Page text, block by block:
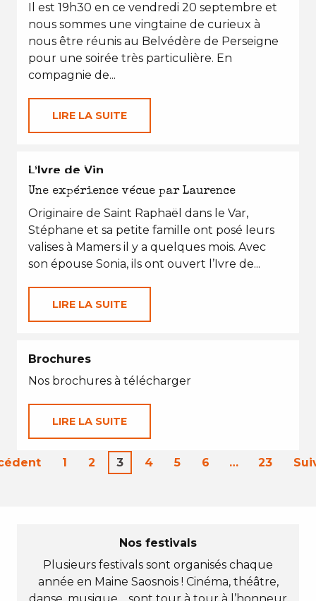
Il est 19h30 en ce vendredi 20 septembre et
nous sommes une vingtaine de curieux à
nous être réunis au Belvédère de Perseigne
pour une soirée très particulière. En
compagnie de...
LIRE LA SUITE
EN TOUTES SAISONS
L’Ivre de Vin
Une expérience vécue par Laurence
Originaire de Saint Raphaël dans le Var,
Stéphane et sa petite famille ont posé leurs
valises à Mamers il y a quelques mois. Avec
son épouse Sonia, ils ont ouvert l’Ivre de...
LIRE LA SUITE
Brochures
Nos brochures à télécharger
LIRE LA SUITE
1 2 3 4 5 6 … 23
Nos festivals
Plusieurs festivals sont organisés chaque
année en Maine Saosnois ! Cinéma, théâtre,